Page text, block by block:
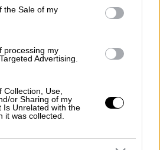
the Sale of my
processing my
Advertising.
Use,
or Sharing of my
Is Unrelated with the
it was collected.
16:30
Τραμπ και Μασκ:
τους
«εμφύλιος» με